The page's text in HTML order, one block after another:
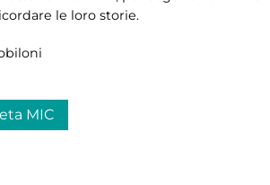
le loro storie.
MIC